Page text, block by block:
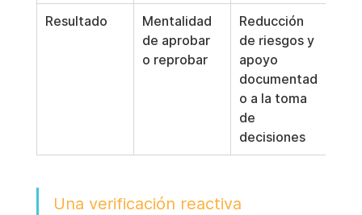
Resultado
Mentalidad
de aprobar
o reprobar
Reducción
de riesgos y
apoyo
documentad
o a la toma
de
decisiones
Una verificación reactiva